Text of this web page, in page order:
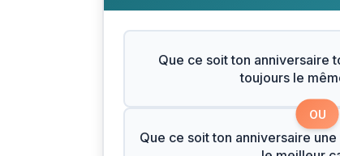
Que ce soit ton anniversaire
toujours le
OU
Que ce soit ton anniversaire